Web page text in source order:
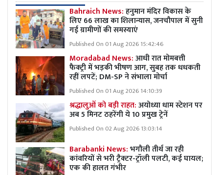
Bahraich News:हनुमान मंदिर विकास के
लिए 66 लाख का शिलान्यास, जनचौपाल में सुनी
गई ग्रामीणों की समस्याएं
Published On 01 Aug 2026 15:42:46
Moradabad News:आधी रात मोमबत्ती
फैक्ट्री में भड़की भीषण आग, सुबह तक धधकती
रहीं लपटें; DM-SP ने संभाला मोर्चा
Published On 01 Aug 2026 14:10:39
श्रद्धालुओं को बड़ी राहत:अयोध्या धाम स्टेशन पर
अब 5 मिनट ठहरेंगी ये 10 प्रमुख ट्रेनें
Published On 02 Aug 2026 13:03:14
Barabanki News:भगौली तीर्थ जा रही
कांवरियों से भरी ट्रैक्टर-ट्रॉली पलटी, कई घायल;
एक की हालत गंभीर